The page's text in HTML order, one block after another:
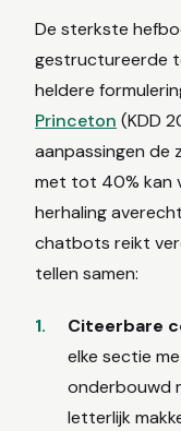
De sterkste
gestructureerde
heldere
Princeton (KDD
aanpassingen de
met tot 40% kan
herhaling
chatbots reikt
tellen samen:
Citeerbare
elke sectie
onderbouwd
letterlijk